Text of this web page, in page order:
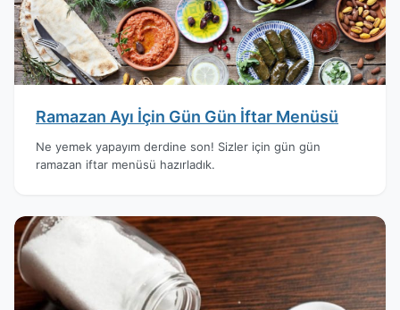
Ramazan Ayı İçin Gün Gün İftar Menüsü
Ne yemek yapayım derdine son! Sizler için gün gün
ramazan iftar menüsü hazırladık.